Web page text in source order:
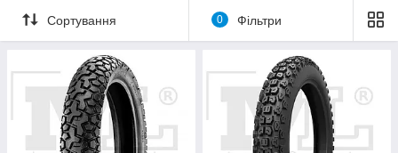
Сортування 0 Фільтри